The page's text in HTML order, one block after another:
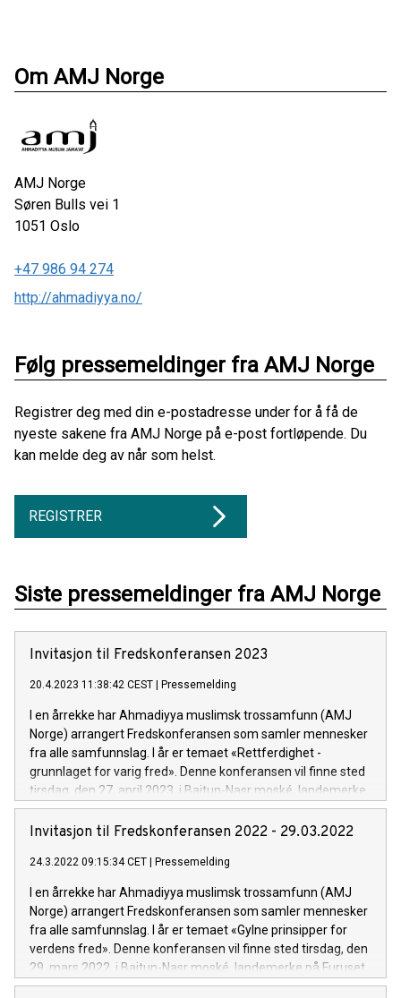
Om AMJ Norge
AMJ Norge
Søren Bulls vei 1
1051 Oslo
+47 986 94 274
http://ahmadiyya.no/
Følg pressemeldinger fra AMJ Norge
Registrer deg med din e-postadresse under for å få de
nyeste sakene fra AMJ Norge på e-post fortløpende. Du
kan melde deg av når som helst.
REGISTRER
Siste pressemeldinger fra AMJ Norge
Invitasjon til Fredskonferansen 2023
20.4.2023 11:38:42 CEST Pressemelding
I en årrekke har Ahmadiyya muslimsk trossamfunn (AMJ
Norge) arrangert Fredskonferansen som samler mennesker
fra alle samfunnslag. I år er temaet «Rettferdighet -
grunnlaget for varig fred». Denne konferansen vil finne sted
tirsdag, den 27. april 2023, i Baitun-Nasr moské, landemerke
på Furuset, også kjent som Furuset moské.
Invitasjon til Fredskonferansen 2022 - 29.03.2022
24.3.2022 09:15:34 CET Pressemelding
I en årrekke har Ahmadiyya muslimsk trossamfunn (AMJ
Norge) arrangert Fredskonferansen som samler mennesker
fra alle samfunnslag. I år er temaet «Gylne prinsipper for
verdens fred». Denne konferansen vil finne sted tirsdag, den
29. mars 2022, i Baitun-Nasr moské, landemerke på Furuset,
også kjent som Furuset moské.